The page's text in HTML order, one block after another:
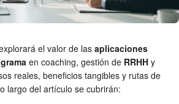
el valor de las aplicaciones
en coaching, gestión de RRHH y
reales, beneficios tangibles y rutas de
largo del artículo se cubrirán: